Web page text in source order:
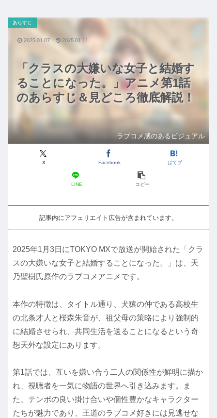
「クラスの大嫌いな女子と結婚す
ることになった。」アニメ第1話
のあらすじ＆見どころ徹底解説！
あらすじ
ラブコメ感のあるビジュアル
X Facebook はてブ
LINE コピー
2025.01.07 2025.01.11
記事内にアフェリエイト広告が含まれています。
2025年1月3日にTOKYO MXで放送が開始された「クラ
スの大嫌いな女子と結婚することになった。」は、天
乃聖樹氏原作のラブコメアニメです。
本作の特徴は、タイトル通り、犬猿の仲である高校生
の北条才人と桜森朱音が、祖父母の策略により強制的
に結婚させられ、共同生活を送ることになるという奇
想天外な設定にあります。
第1話では、互いを嫌い合う二人の関係性が鮮明に描か
れ、視聴者を一気に物語の世界へ引き込みます。ま
た、テンポの良い掛け合いや個性豊かなキャラクター
たちが魅力であり、王道のラブコメ好きには見逃せな